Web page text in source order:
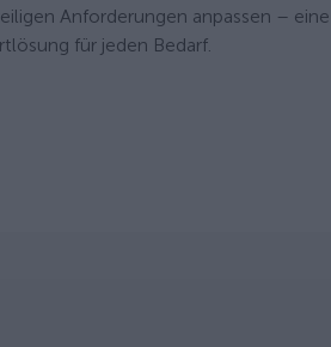
Anforderungen anpassen – eine
für jeden Bedarf.